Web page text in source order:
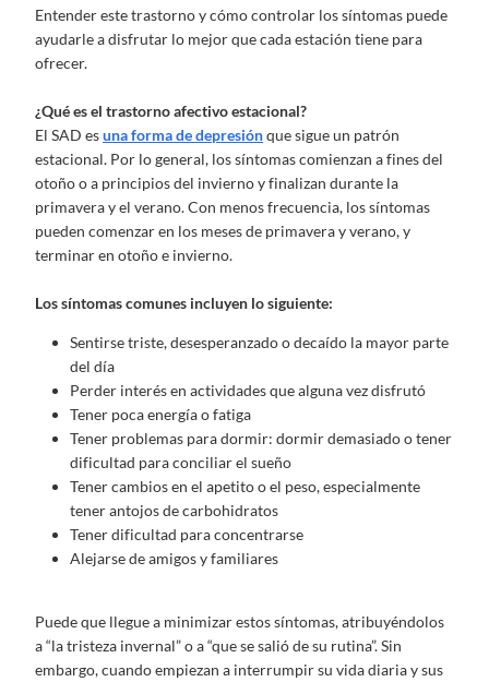
Entender este trastorno y cómo controlar los síntomas puede
ayudarle a disfrutar lo mejor que cada estación tiene para
ofrecer.
¿Qué es el trastorno afectivo estacional?
El SAD esuna forma de depresiónque sigue un patrón
estacional. Por lo general, los síntomas comienzan a fines del
otoño o a principios del invierno y finalizan durante la
primavera y el verano. Con menos frecuencia, los síntomas
pueden comenzar en los meses de primavera y verano, y
terminar en otoño e invierno.
Los síntomas comunes incluyen lo siguiente:
Sentirse triste, desesperanzado o decaído la mayor parte
del día
Perder interés en actividades que alguna vez disfrutó
Tener poca energía o fatiga
Tener problemas para dormir: dormir demasiado o tener
dificultad para conciliar el sueño
Tener cambios en el apetito o el peso, especialmente
tener antojos de carbohidratos
Tener dificultad para concentrarse
Alejarse de amigos y familiares
Puede que llegue a minimizar estos síntomas, atribuyéndolos
a “la tristeza invernal” o a “que se salió de su rutina”. Sin
embargo, cuando empiezan a interrumpir su vida diaria y sus